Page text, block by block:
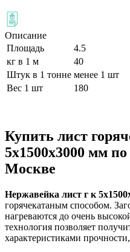
Описание
Площадь
4.5
кг в 1 м
40
Штук в 1 тонне менее 1 шт
Вес 1 шт
180
Купить лист
5х1500х3000 мм
Москве
Нержавейка лист г к
горячекатаным способом.
нагреваются до очень
технология позволяет
характеристиками